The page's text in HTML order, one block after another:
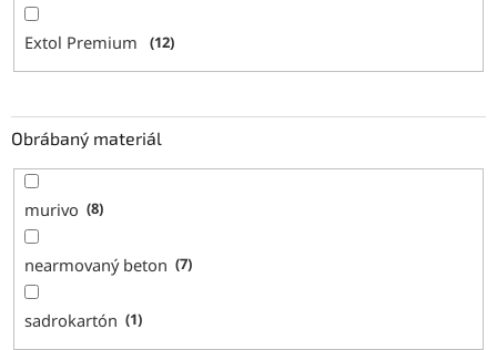
Extol Premium 12
Obrábaný materiál
murivo 8
nearmovaný beton 7
sadrokartón 1